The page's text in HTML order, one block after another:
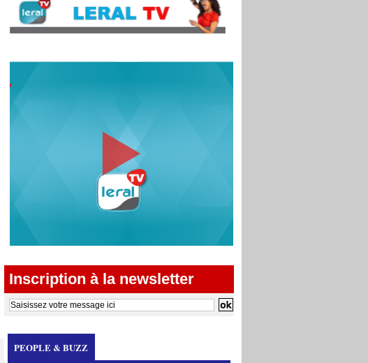
Inscription à la newsletter
PEOPLE & BUZZ